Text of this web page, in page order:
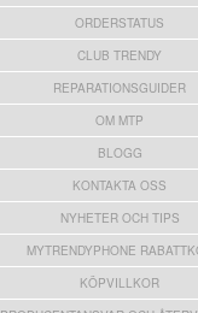
ORDERSTATUS
CLUB TRENDY
REPARATIONSGUIDER
OM MTP
BLOGG
KONTAKTA OSS
NYHETER OCH TIPS
MYTRENDYPHONE
KÖPVILLKOR